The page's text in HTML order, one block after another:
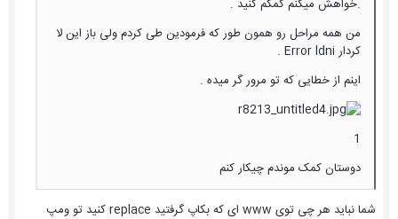
.خواهش میکنم کمکم کنید .
من همه مراحل رو همون طور که فرمودین طی کردم ولی باز این لا
کردار Error ldni .
اینم از خطایی که تو مرور گر میده .
1
دوستان کمک موندم چیکار کنم
شما نباید هر چی توی www ای که بکاپ گرفتید replace کنید تو ومپ